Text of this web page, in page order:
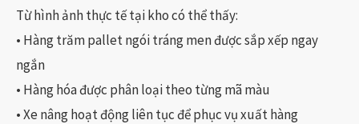
Từ hình ảnh thực tế tại kho có thể thấy:
• Hàng trăm pallet ngói tráng men được sắp xếp ngay
ngắn
• Hàng hóa được phân loại theo từng mã màu
• Xe nâng hoạt động liên tục để phục vụ xuất hàng